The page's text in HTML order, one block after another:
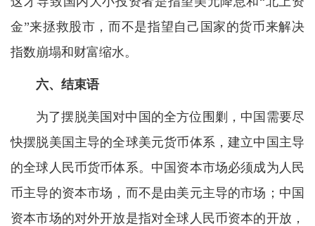
金”来拯救股市，而不是指望自己国家的货币来解决
指数崩塌和财富缩水。
六、结束语
为了摆脱美国对中国的全方位围剿，中国需要尽
快摆脱美国主导的全球美元货币体系，建立中国主导
的全球人民币货币体系。中国资本市场必须成为人民
币主导的资本市场，而不是由美元主导的市场；中国
资本市场的对外开放是指对全球人民币资本的开放，